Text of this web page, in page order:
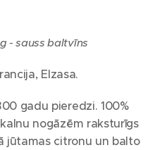
- sauss baltvīns
Elzasa.
gadu pieredzi. 100%
nogāzēm raksturīgs
jūtamas citronu un balto